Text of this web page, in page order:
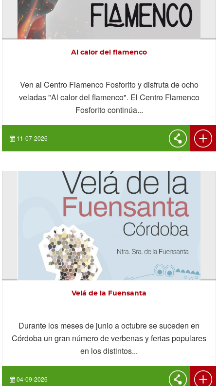
11-07-2026
Al calor del flamenco
Ven al Centro Flamenco Fosforito y disfruta de ocho
veladas "Al calor del flamenco". El Centro Flamenco
Fosforito continúa...
04-09-2026
Velá de la Fuensanta
Durante los meses de junio a octubre se suceden en
Córdoba un gran número de verbenas y ferias populares
en los distintos...